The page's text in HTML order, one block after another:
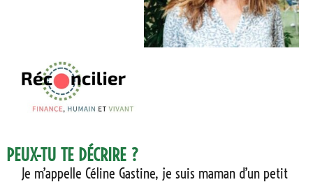
PEUX-TU TE DÉCRIRE ?
Je m’appelle Céline Gastine, je suis maman d’un petit